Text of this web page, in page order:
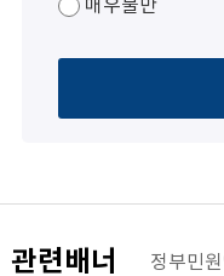
매우불만
관련배너
해양수산부 정부민